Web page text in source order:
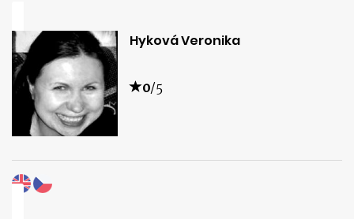
Hyková Veronika
0/5